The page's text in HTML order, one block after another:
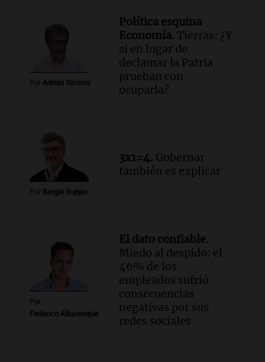
Manifestación en Rosario contra
la ley de Propiedad Privada debatida en
el Senado.
Viva la Radio Rosario
Episodios
Luis Juez cuestionó la polémica
Informados al regreso
Episodios
Por Adrián Simioni
Política esquina
Economía. Tierras: ¿Y
si en lugar de
declamar la Patria
prueban con
ocuparla?
Por Sergio Suppo
3x1=4. Gobernar
también es explicar
Por
Federico Albarenque
El dato confiable.
Miedo al despido: el
46% de los
empleados sufrió
consecuencias
negativas por sus
redes sociales